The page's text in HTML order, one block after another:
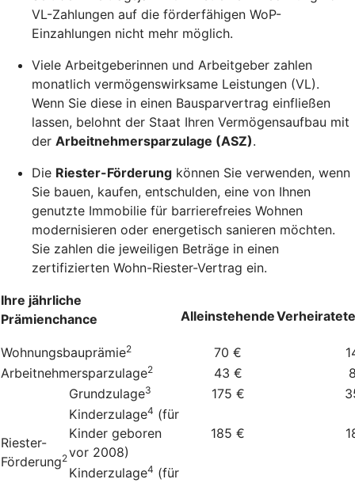
VL-Zahlungen auf die förderfähigen WoP-
Einzahlungen nicht mehr möglich.
Viele Arbeitgeberinnen und Arbeitgeber zahlen
monatlich vermögenswirksame Leistungen (VL).
Wenn Sie diese in einen Bausparvertrag einfließen
lassen, belohnt der Staat Ihren Vermögensaufbau mit
der Arbeitnehmersparzulage (ASZ).
Die Riester-Förderung können Sie verwenden, wenn
Sie bauen, kaufen, entschulden, eine von Ihnen
genutzte Immobilie für barrierefreies Wohnen
modernisieren oder energetisch sanieren möchten.
Sie zahlen die jeweiligen Beträge in einen
zertifizierten Wohn-Riester-Vertrag ein.
Ihre jährliche
Prämienchance
Alleinstehende
Wohnungsbauprämie2 70 €
Arbeitnehmersparzulage2 43 €
Riester-
Förderung2
Grundzulage3 175 €
Kinderzulage4 (für
Kinder geboren
vor 2008)
185 €
Kinderzulage4 (für